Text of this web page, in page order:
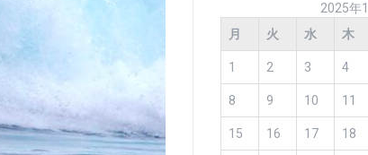
2025年
月
火 水 木
1 2 3 4
8 9 10 11
15 16 17 18